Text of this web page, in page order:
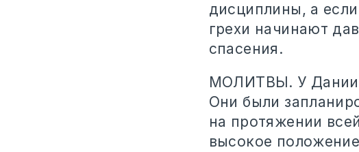
дисциплины, а
грехи начинают
спасения.
МОЛИТВЫ. У
Они были
на протяжении
высокое